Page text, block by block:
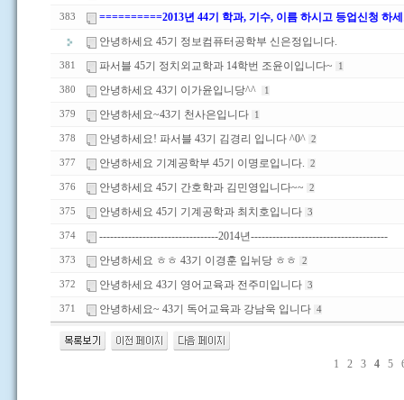
383
==========2013년 44기 학과, 기수, 이름 하시고 등업신청 하
안녕하세요 45기 정보컴퓨터공학부 신은정입니다.
381 파서블 45기 정치외교학과 14학번 조윤이입니다~ 1
380 안녕하세요 43기 이가윤입니당^^ 1
379 안녕하세요~43기 천사은입니다 1
378 안녕하세요! 파서블 43기 김경리 입니다 ^0^ 2
377 안녕하세요 기계공학부 45기 이명로입니다. 2
376 안녕하세요 45기 간호학과 김민영입니다~~ 2
375 안녕하세요 45기 기계공학과 최치호입니다 3
374 ---------------------------------2014년--------------------------------------
373 안녕하세요 ㅎㅎ 43기 이경훈 입뉘당 ㅎㅎ 2
372 안녕하세요 43기 영어교육과 전주미입니다 3
371 안녕하세요~ 43기 독어교육과 강남욱 입니다 4
1 2 3 4 5